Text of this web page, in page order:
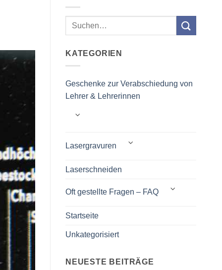
KATEGORIEN
Geschenke zur Verabschiedung von
Lehrer & Lehrerinnen
Lasergravuren
Laserschneiden
Oft gestellte Fragen – FAQ
Startseite
Unkategorisiert
NEUESTE BEITRÄGE